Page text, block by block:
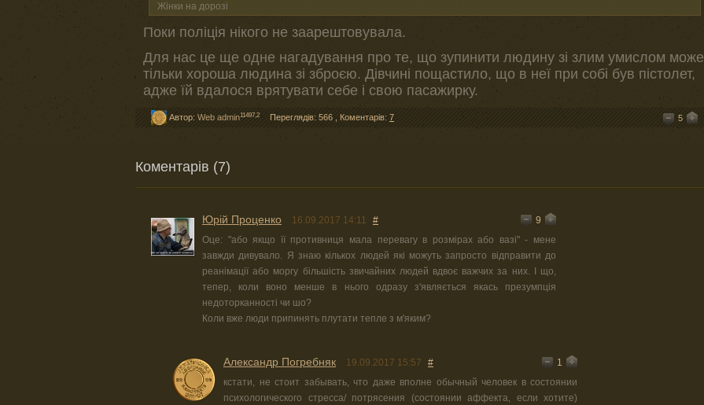
Жінки на дорозі
Поки поліція нікого не заарештовувала.
Для нас це ще одне нагадування про те, що зупинити людину зі злим умислом може
тільки хороша людина зі зброєю. Дівчині пощастило, що в неї при собі був пістолет,
адже їй вдалося врятувати себе і свою пасажирку.
Автор: Web admin11497,2 Переглядів: 566 Коментарів: 7 5
Коментарів (7)
Юрiй Проценко 16.09.2017 14:11 #
9
Оце: "або якщо її противниця мала перевагу в розмірах або вазі" - мене
завжди дивувало. Я знаю кількох людей які можуть запросто відправити до
реанімації або моргу більшість звичайних людей вдвоє важчих за них. І що,
тепер, коли воно менше в нього одразу з'являється якась презумпція
недоторканності чи шо?
Коли вже люди припинять плутати тепле з м'яким?
Александр Погребняк 19.09.2017 15:57 #
1
кстати, не стоит забывать, что даже вполне обычный человек в состоянии
психологического стресса/ потрясения (состоянии аффекта, если хотите)